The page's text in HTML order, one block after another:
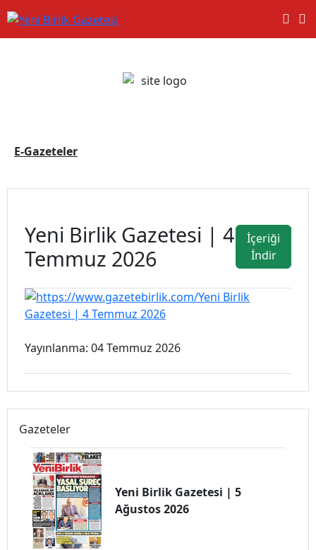
E-Gazeteler
Yeni Birlik Gazetesi | 4
Temmuz 2026
İçeriği
İndir
Yayınlanma: 04 Temmuz 2026
Gazeteler
Yeni Birlik Gazetesi | 5
Ağustos 2026